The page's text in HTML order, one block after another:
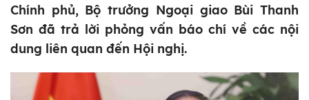
Chính phủ, Bộ trưởng Ngoại giao Bùi Thanh
Sơn đã trả lời phỏng vấn báo chí về các nội
dung liên quan đến Hội nghị.